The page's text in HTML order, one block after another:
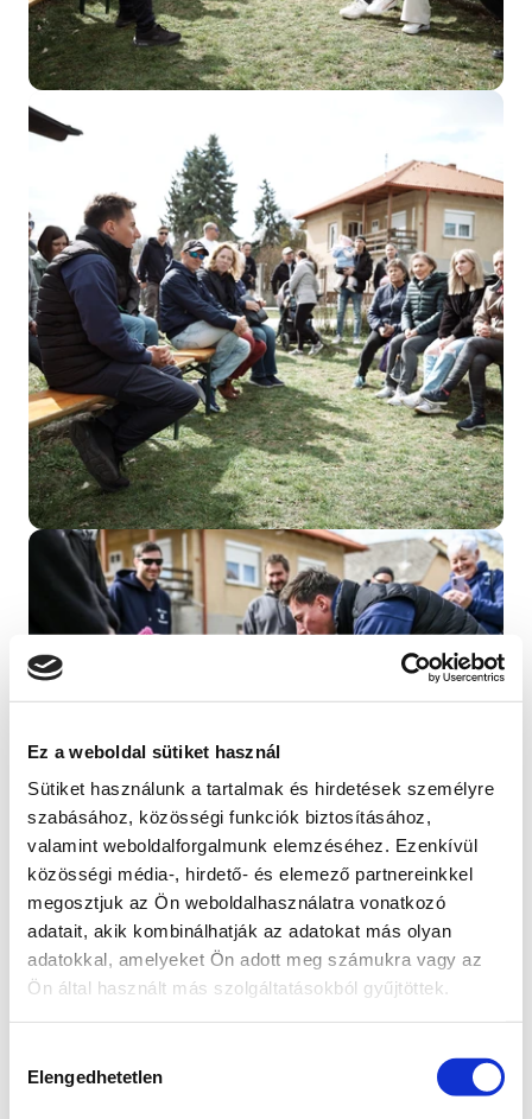
Ez a weboldal sütiket használ
Sütiket használunk a tartalmak és hirdetések személyre
szabásához, közösségi funkciók biztosításához,
valamint weboldalforgalmunk elemzéséhez. Ezenkívül
közösségi média-, hirdető- és elemező partnereinkkel
megosztjuk az Ön weboldalhasználatra vonatkozó
adatait, akik kombinálhatják az adatokat más olyan
adatokkal, amelyeket Ön adott meg számukra vagy az
Ön által használt más szolgáltatásokból gyűjtöttek.
kiválasztása
Elengedhetetlen
Bezárás